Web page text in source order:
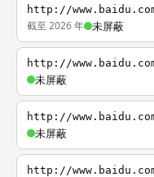
http://
截至 2026 年 未屏蔽
http://
未屏蔽
http://
未屏蔽
http://